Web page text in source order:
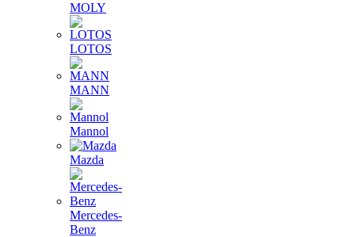
MOLY
LOTOS
MANN
Mannol
Mazda
Mercedes-
Benz